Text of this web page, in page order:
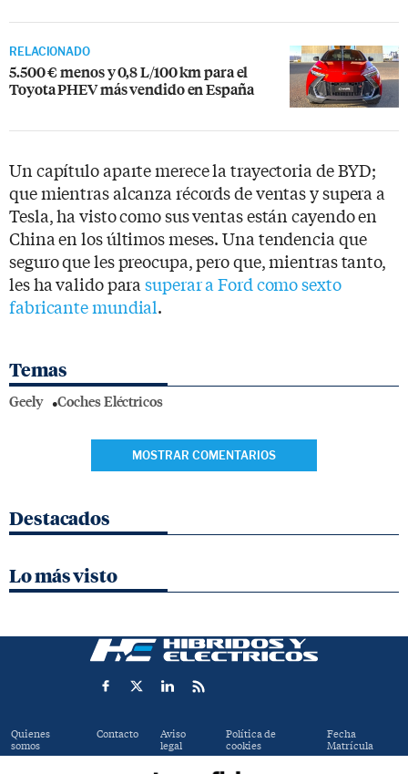
RELACIONADO
5.500 € menos y 0,8 L/100 km para el
Toyota PHEV más vendido en España
Un capítulo aparte merece la trayectoria de BYD;
que mientras alcanza récords de ventas y supera a
Tesla, ha visto como sus ventas están cayendo en
China en los últimos meses. Una tendencia que
seguro que les preocupa, pero que, mientras tanto,
les ha valido parasuperar a Ford como sexto
fabricante mundial.
Temas
Geely Coches Eléctricos
MOSTRAR COMENTARIOS
Destacados
Lo más visto
Quienes
somos
Contacto Aviso
legal
Política de
cookies
Fecha
Matrícula